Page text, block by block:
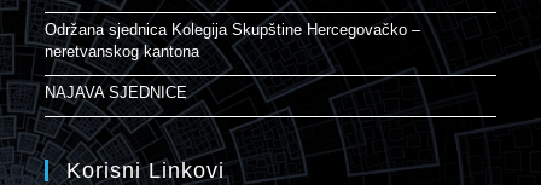
Održana sjednica Kolegija Skupštine Hercegovačko –
neretvanskog kantona
NAJAVA SJEDNICE
Korisni Linkovi